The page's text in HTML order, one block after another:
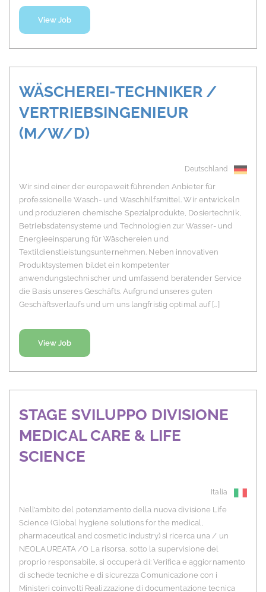
View Job
WÄSCHEREI-TECHNIKER /
VERTRIEBSINGENIEUR
(M/W/D)
Deutschland
Wir sind einer der europaweit führenden Anbieter für
professionelle Wasch- und Waschhilfsmittel. Wir entwickeln
und produzieren chemische Spezialprodukte, Dosiertechnik,
Betriebsdatensysteme und Technologien zur Wasser- und
Energieeinsparung für Wäschereien und
Textildienstleistungsunternehmen. Neben innovativen
Produktsystemen bildet ein kompetenter
anwendungstechnischer und umfassend beratender Service
die Basis unseres Geschäfts. Aufgrund unseres guten
Geschäftsverlaufs und um uns langfristig optimal auf […]
View Job
STAGE SVILUPPO DIVISIONE
MEDICAL CARE & LIFE
SCIENCE
Italia
Nell’ambito del potenziamento della nuova divisione Life
Science (Global hygiene solutions for the medical,
pharmaceutical and cosmetic industry) si ricerca una / un
NEOLAUREATA /O La risorsa, sotto la supervisione del
proprio responsabile, si occuperà di: Verifica e aggiornamento
di schede tecniche e di sicurezza Comunicazione con i
Ministeri coinvolti Realizzazione di documentazione tecnica